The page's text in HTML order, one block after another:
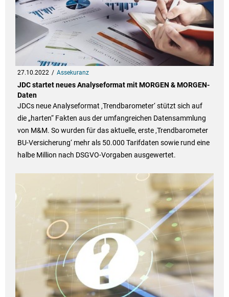
27.10.2022 Assekuranz
JDC startet neues Analyseformat mit MORGEN & MORGEN-
Daten
JDCs neue Analyseformat ‚Trendbarometer‘ stützt sich auf
die „harten“ Fakten aus der umfangreichen Datensammlung
von M&M. So wurden für das aktuelle, erste ‚Trendbarometer
BU-Versicherung‘ mehr als 50.000 Tarifdaten sowie rund eine
halbe Million nach DSGVO-Vorgaben ausgewertet.